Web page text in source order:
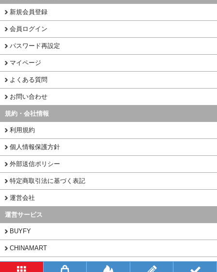
新規会員登録
会員ログイン
パスワード再設定
マイページ
よくある質問
お問い合わせ
規約・会社情報
利用規約
個人情報保護方針
外部送信ポリシー
特定商取引法に基づく表記
運営会社
運営サービス
BUYFY
CHINAMART
1PORT